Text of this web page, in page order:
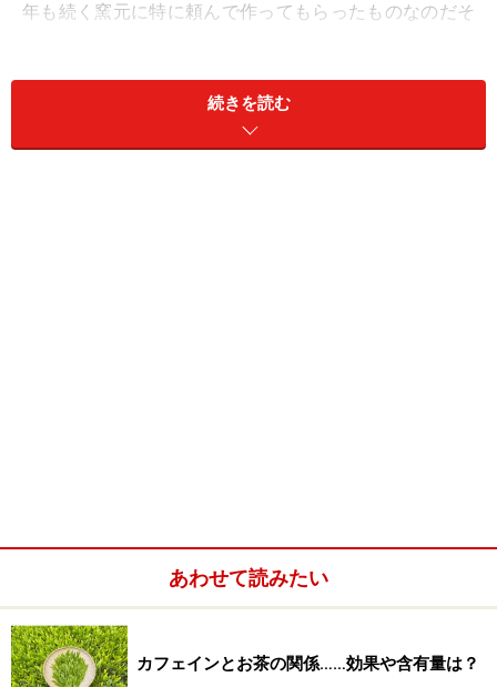
年も続く窯元に特に頼んで作ってもらったものなのだそ
濁手という少しマットに見える釉薬で仕上げてあるの
で、色合いはとても優しい白。だから、どんなお茶の水
続きを読む
あわせて読みたい
カフェインとお茶の関係……効果や含有量は？